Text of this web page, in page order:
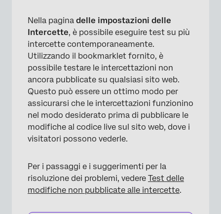
Nella pagina delle impostazioni delle
Intercette, è possibile eseguire test su più
intercette contemporaneamente.
Utilizzando il bookmarklet fornito, è
possibile testare le intercettazioni non
ancora pubblicate su qualsiasi sito web.
Questo può essere un ottimo modo per
assicurarsi che le intercettazioni funzionino
nel modo desiderato prima di pubblicare le
modifiche al codice live sul sito web, dove i
visitatori possono vederle.
Per i passaggi e i suggerimenti per la
risoluzione dei problemi, vedere Test delle
modifiche non pubblicate alle intercette.